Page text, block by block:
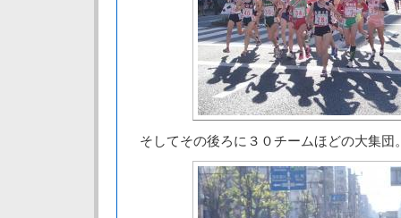
そしてその後ろに３０チームほどの大集団